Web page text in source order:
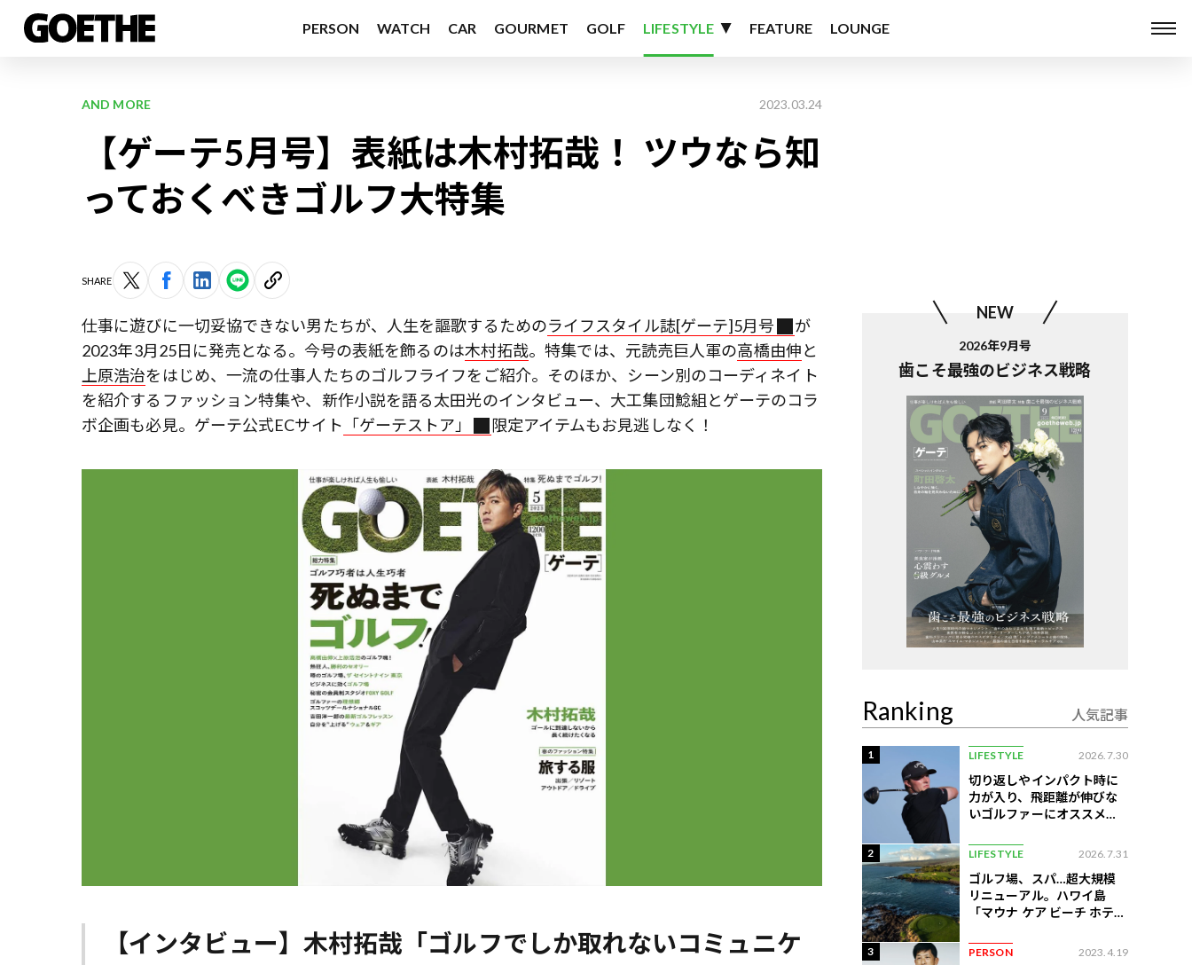
PERSON WATCH CAR GOURMET GOLF LIFESTYLE FEATURE LOUNGE
AND MORE 2023.03.24
【ゲーテ5月号】表紙は木村拓哉！ ツウなら知
っておくべきゴルフ大特集
SHARE
仕事に遊びに一切妥協できない男たちが、人生を謳歌するためのライフスタイル誌[ゲーテ]5月号
が
2023年3月25日に発売となる。今号の表紙を飾るのは木村拓哉。特集では、元読売巨人軍の高橋由伸と
上原浩治をはじめ、一流の仕事人たちのゴルフライフをご紹介。そのほか、シーン別のコーディネイト
を紹介するファッション特集や、新作小説を語る太田光のインタビュー、大工集団鯰組とゲーテのコラ
ボ企画も必見。ゲーテ公式ECサイト 「ゲーテストア」 限定アイテムもお見逃しなく！
【インタビュー】木村拓哉「ゴルフでしか取れないコミュニケ
NEW
2026年9月号
歯こそ最強のビジネス戦略
Ranking 人気記事
1 LIFESTYLE 2026.7.30
切り返しやインパクト時に
力が入り、飛距離が伸びな
いゴルファーにオススメの
2 LIFESTYLE 2026.7.31
ゴルフ場、スパ…超大規模
リニューアル。ハワイ島
「マウナ ケア ビーチ ホテ
3 PERSON 2023.4.19